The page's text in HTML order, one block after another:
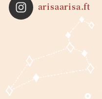
arisaarisa.ft